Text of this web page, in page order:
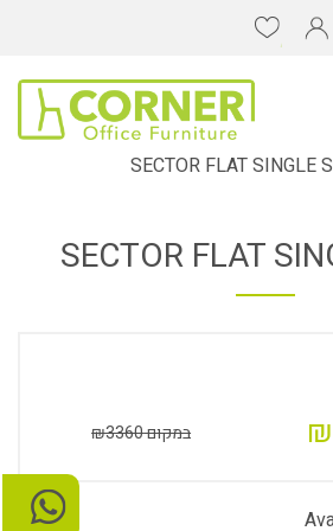
SECTOR FLAT SINGLE
SECTOR FLAT
במקום ₪3360